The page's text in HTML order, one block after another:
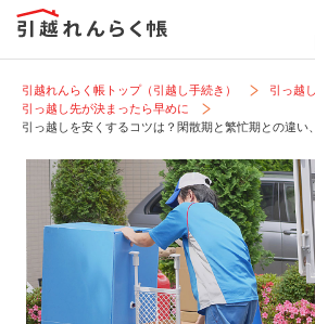
引越れんらく帳トップ（引越し手続き）
引っ越
引っ越し先が決まったら早めに
引っ越しを安くするコツは？閑散期と繁忙期との違い